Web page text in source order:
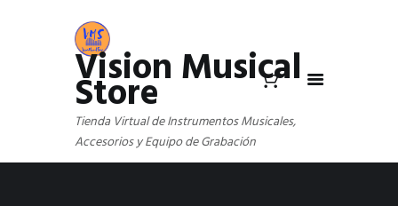
Vision Musical
Store
Tienda Virtual de Instrumentos Musicales,
Accesorios y Equipo de Grabación